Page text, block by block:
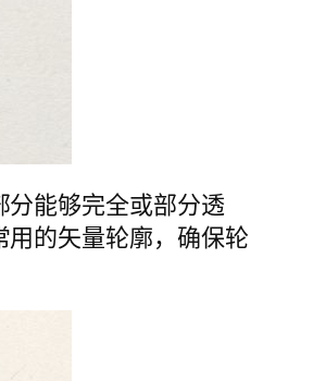
能够完全或部分透
的矢量轮廓，确保轮